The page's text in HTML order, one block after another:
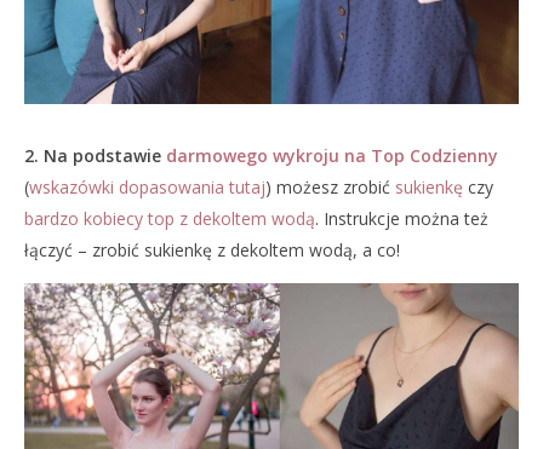
2. Na podstawie darmowego wykroju na Top Codzienny
(wskazówki dopasowania tutaj) możesz zrobić sukienkę czy
bardzo kobiecy top z dekoltem wodą. Instrukcje można też
łączyć – zrobić sukienkę z dekoltem wodą, a co!